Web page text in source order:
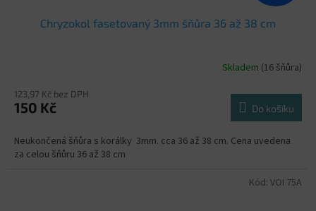
Chryzokol fasetovaný 3mm šňůra 36 až 38 cm
Skladem (16 šňůra)
123,97 Kč bez DPH
150 Kč Do košíku
Neukončená šňůra s korálky 3mm. cca 36 až 38 cm. Cena uvedena
za celou šňůru 36 až 38 cm
Kód: VOI 75A